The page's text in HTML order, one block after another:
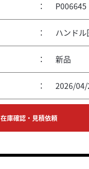
： P006645
： ハンドル
： 新品
： 2026/04/
在庫確認・見積依頼